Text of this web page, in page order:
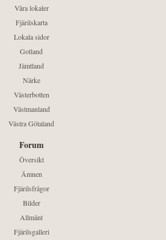
Våra lokaler
Fjärilskarta
Lokala sidor
Gotland
Jämtland
Närke
Västerbotten
Västmanland
Västra Götaland
Forum
Översikt
Ämnen
Fjärilsfrågor
Bilder
Allmänt
Fjärilsgalleri